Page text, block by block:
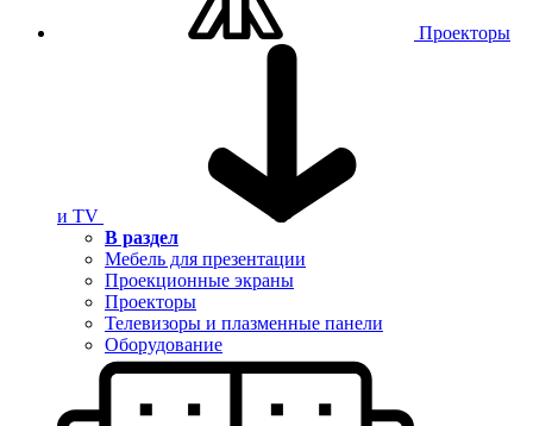
Проекторы
и TV
В раздел
Мебель для презентации
Проекционные экраны
Проекторы
Телевизоры и плазменные панели
Оборудование